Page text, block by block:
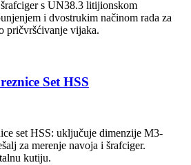
s UN38.3 litijionskom
i dvostrukim načinom rada za
pričvršćivanje vijaka.
Set HSS
set HSS: uključuje dimenzije M3-
za merenje navoja i šrafciger.
kutiju.